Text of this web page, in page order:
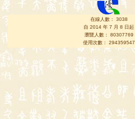
在線人數： 3038
自 2014 年 7 月 8 日起
瀏覽人數： 80307769
使用次數： 294359547